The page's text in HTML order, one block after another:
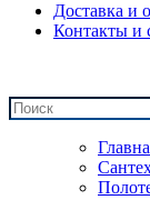
Доставка и
Контакты и